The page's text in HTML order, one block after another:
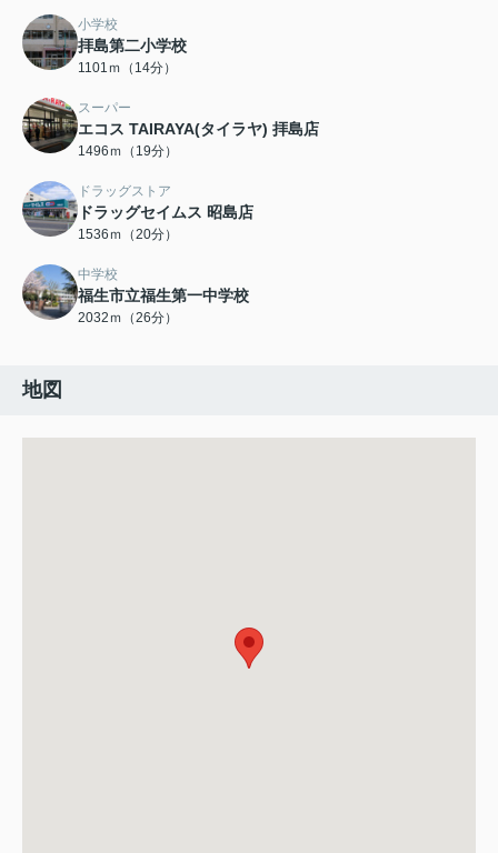
小学校
拝島第二小学校
1101ｍ（14分）
スーパー
エコス TAIRAYA(タイラヤ) 拝島店
1496ｍ（19分）
ドラッグストア
ドラッグセイムス 昭島店
1536ｍ（20分）
中学校
福生市立福生第一中学校
2032ｍ（26分）
地図